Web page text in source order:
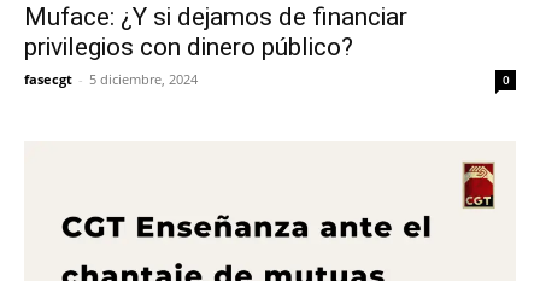
Muface: ¿Y si dejamos de financiar
privilegios con dinero público?
fasecgt - 5 diciembre, 2024 0